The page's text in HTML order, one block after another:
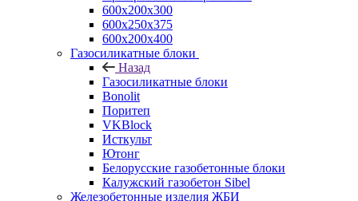
600х200х300
600х250х375
600х200х400
Газосиликатные блоки
Назад
Газосиликатные блоки
Bonolit
Поритеп
VKBlock
Исткульт
Ютонг
Белорусские газобетонные блоки
Калужский газобетон Sibel
Железобетонные изделия ЖБИ